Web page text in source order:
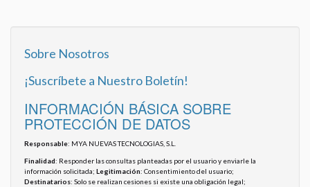
Sobre Nosotros
¡Suscríbete a Nuestro Boletín!
INFORMACIÓN BÁSICA SOBRE
PROTECCIÓN DE DATOS
Responsable: MYA NUEVAS TECNOLOGIAS, S.L.
Finalidad: Responder las consultas planteadas por el usuario y enviarle la
información solicitada; Legitimación: Consentimiento del usuario;
Destinatarios: Solo se realizan cesiones si existe una obligación legal;